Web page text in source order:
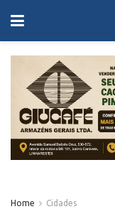
Home Cidades